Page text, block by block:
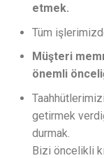
etmek.
Tüm
Müşteri
önemli
getirmek
durmak.
Bizi öncelikli